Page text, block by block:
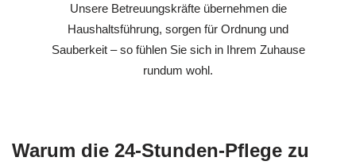
Unsere Betreuungskräfte übernehmen die
Haushaltsführung, sorgen für Ordnung und
Sauberkeit – so fühlen Sie sich in Ihrem Zuhause
rundum wohl.
Warum die 24-Stunden-Pflege zu